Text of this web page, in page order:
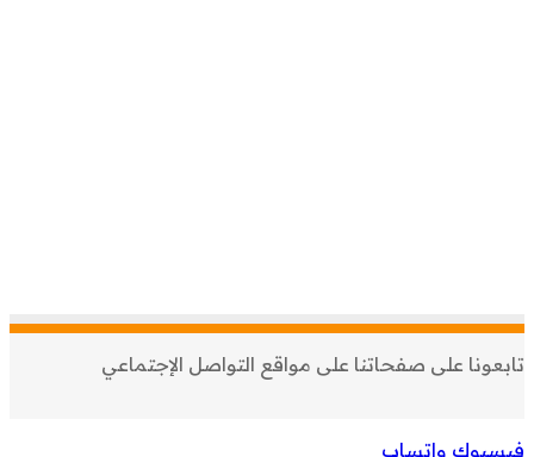
تابعونا على صفحاتنا على مواقع التواصل الإجتماعي
فيسبوك واتساب